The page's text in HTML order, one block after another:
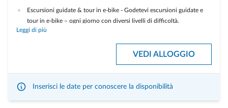
Escursioni guidate & tour in e-bike - Godetevi escursioni guidate e
tour in e-bike – ogni giorno con diversi livelli di difficoltà.
Biglietto per la cabinovia per il Plan de Corones - Per prenotazioni tra
il 1 ottobre e il 10 novembre 2026 riceverete ogni giorno una salita e
discesa gratuita fino alla cima del Plan de Corones.
gourmet di 4 portate la sera incluso.
Leggi di più
VEDI ALLOGGIO
Inserisci le date per conoscere la disponibilità